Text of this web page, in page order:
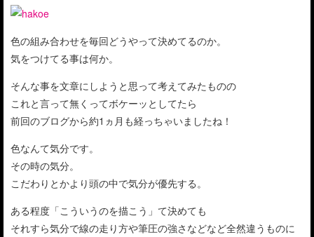
色の組み合わせを毎回どうやって決めてるのか。
気をつけてる事は何か。
そんな事を文章にしようと思って考えてみたものの
これと言って無くってボケーッとしてたら
前回のブログから約1ヵ月も経っちゃいましたね！
色なんて気分です。
その時の気分。
こだわりとかより頭の中で気分が優先する。
ある程度「こういうのを描こう」て決めても
それすら気分で線の走り方や筆圧の強さなどなど全然違うものに